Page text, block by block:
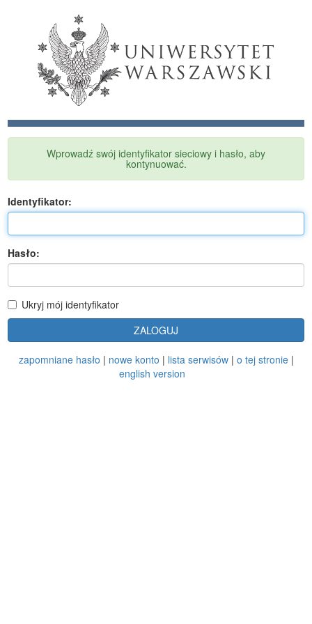
Wprowadź swój identyfikator sieciowy i hasło, aby
kontynuować.
Identyfikator:
Hasło:
Ukryj mój identyfikator
ZALOGUJ
zapomniane hasło | nowe konto | lista serwisów| o tej stronie|
english version